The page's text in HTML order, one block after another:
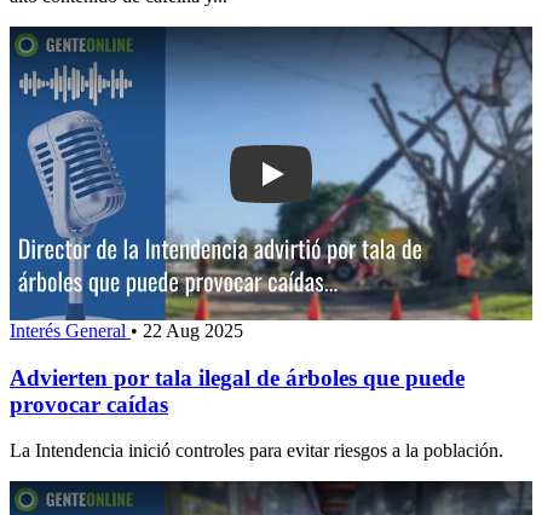
Play: Advierten por tala ilegal de
Interés General • 22 Aug 2025
Advierten por tala ilegal de árboles que puede
provocar caídas
La Intendencia inició controles para evitar riesgos a la población.